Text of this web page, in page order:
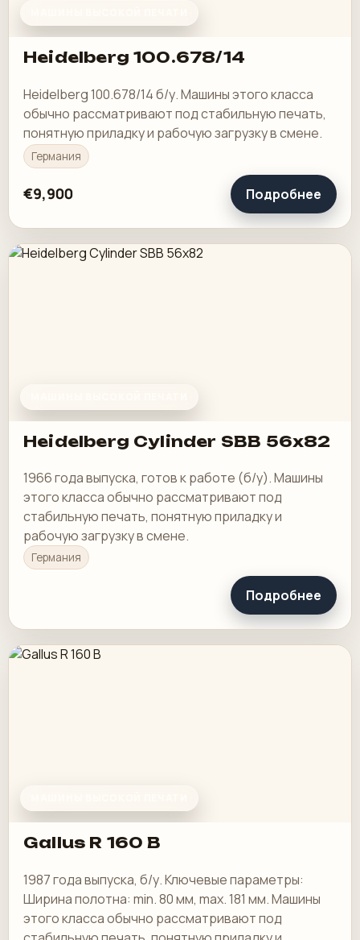
Heidelberg 100.678/14
Heidelberg 100.678/14 б/у. Машины этого класса
обычно рассматривают под стабильную печать,
понятную приладку и рабочую загрузку в смене.
Германия
€9,900 Подробнее
Heidelberg Cylinder SBB 56x82
1966 года выпуска, готов к работе (б/у). Машины
этого класса обычно рассматривают под
стабильную печать, понятную приладку и
рабочую загрузку в смене.
Германия
Подробнее
Gallus R 160 B
1987 года выпуска, б/у. Ключевые параметры:
Ширина полотна: min. 80 мм, max. 181 мм. Машины
этого класса обычно рассматривают под